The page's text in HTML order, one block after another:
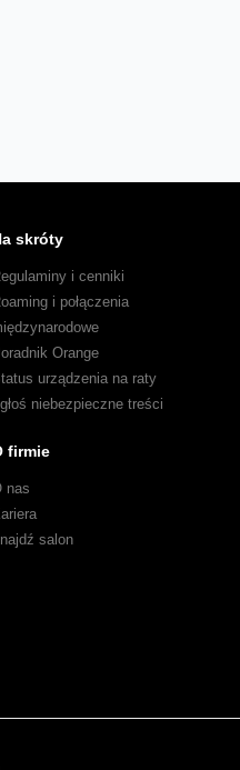
skróty
i cenniki
i połączenia
Orange
urządzenia na raty
niebezpieczne treści
firmie
nas
salon